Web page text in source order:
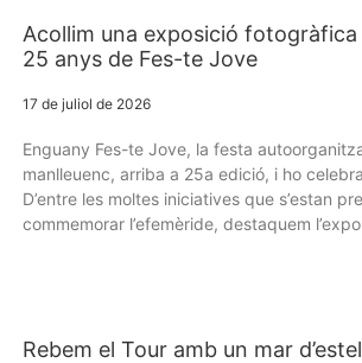
Acollim una exposició fotogràfica
25 anys de Fes-te Jove
17 de juliol de 2026
Enguany Fes-te Jove, la festa
manlleuenc, arriba a 25a edició, i ho
D’entre les moltes iniciatives que s’estan
commemorar l’efemèride, destaquem
Rebem el Tour amb un mar